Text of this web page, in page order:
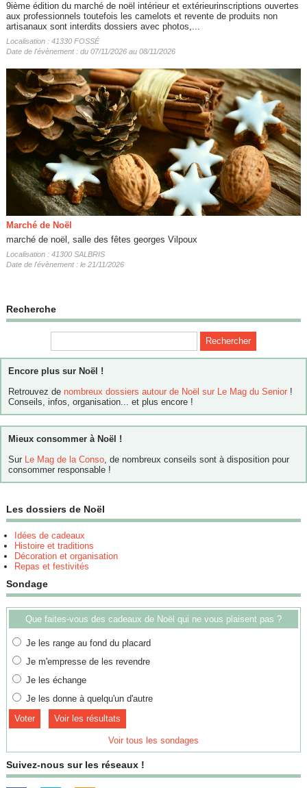
9ième édition du marché de noël intérieur et extérieurinscriptions ouvertes
aux professionnels toutefois les camelots et revente de produits non
artisanaux sont interdits dossiers avec photos,...
Localisation : 41330 FOSSÉ
Date de l'évènement : du 07/11/2026 au 08/11/2026
Marché de Noël
marché de noël, salle des fêtes georges Vilpoux
Localisation : 41300 SALBRIS
Date de l'évènement : le 21/11/2026
Recherche
Encore plus sur Noël !
Retrouvez de nombreux dossiers autour de Noël sur Le Mag du Senior !
Conseils, infos, organisation... et plus encore !
Mieux consommer à Noël !
Sur Le Mag de la Conso, de nombreux conseils sont à disposition pour
consommer responsable !
Les dossiers de Noël
Idées de cadeaux
Histoire et traditions
Décoration et organisation
Repas et festivités
Sondage
Que faites-vous des cadeaux de Noël qui ne vous plaisent pas ?
Je les range au fond du placard
Je m'empresse de les revendre
Je les échange
Je les donne à quelqu'un d'autre
Voir les résultats
Voir tous les sondages
Suivez-nous sur les réseaux !